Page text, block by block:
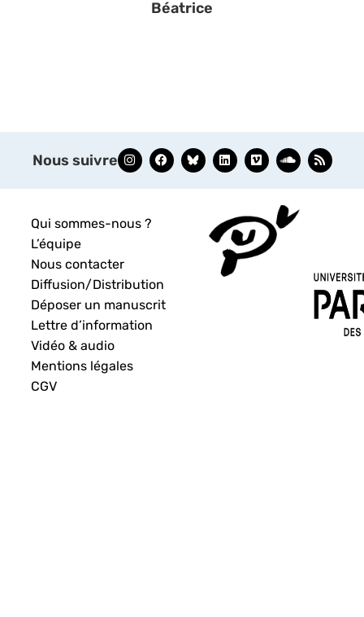
Béatrice
Nous suivre
Qui sommes-nous ?
L’équipe
Nous contacter
Diffusion/Distribution
Déposer un manuscrit
Lettre d’information
Vidéo & audio
Mentions légales
CGV